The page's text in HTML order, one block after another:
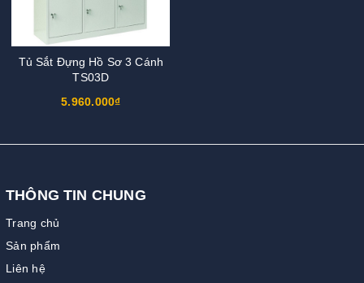
Tủ Sắt Đựng Hồ Sơ 3 Cánh
TS03D
5.960.000₫
THÔNG TIN CHUNG
Trang chủ
Sản phẩm
Liên hệ